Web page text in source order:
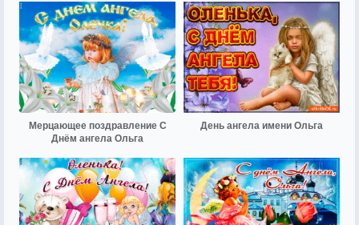
Мерцающее поздравление С
Днём ангела Ольга
День ангела имени Ольга